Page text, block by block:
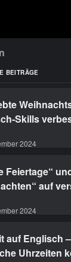
BEITRÄGE
Skills
2024
Feiertage“
auf
2024
auf Englisch
Uhrzeiten